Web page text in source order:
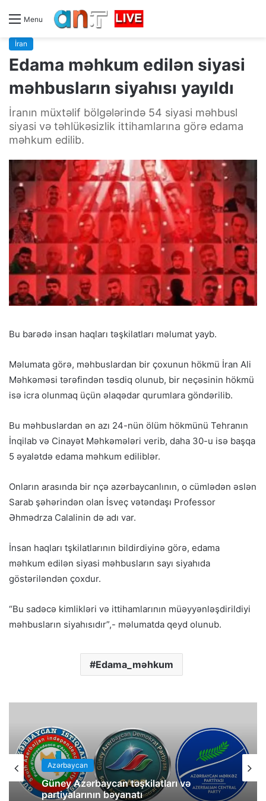
Menu
İran
Edama məhkum edilən siyasi
məhbusların siyahısı yayıldı
İranın müxtəlif bölgələrində 54 siyasi məhbusl
siyasi və təhlükəsizlik ittihamlarına görə edama
məhkum edilib.
Bu barədə insan haqları təşkilatları məlumat yayb.
Məlumata görə, məhbuslardan bir çoxunun hökmü İran Ali
Məhkəməsi tərəfindən təsdiq olunub, bir neçəsinin hökmü
isə icra olunmaq üçün əlaqədar qurumlara göndərilib.
Bu məhbuslardan ən azı 24-nün ölüm hökmünü Tehranın
İnqilab və Cinayət Məhkəmələri verib, daha 30-u isə başqa
5 əyalətdə edama məhkum ediliblər.
Onların arasında bir nçə azərbaycanlının, o cümlədən əslən
Sarab şəhərindən olan İsveç vətəndaşı Professor
Əhmədrza Calalinin də adı var.
İnsan haqları tşkilatlarının bildirdiyinə görə, edama
məhkum edilən siyasi məhbusların sayı siyahıda
göstəriləndən çoxdur.
“Bu sadəcə kimlikləri və ittihamlarının müəyyənləşdirildiyi
məhbusların siyahısıdır”,- məlumatda qeyd olunub.
Edama_məhkum
Azərbaycan
Güney Azərbaycan təşkilatları və
partiyalarının bəyanatı